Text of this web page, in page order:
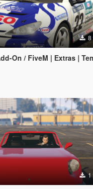
8
| Extras | Template | Tuning | LODs |
1